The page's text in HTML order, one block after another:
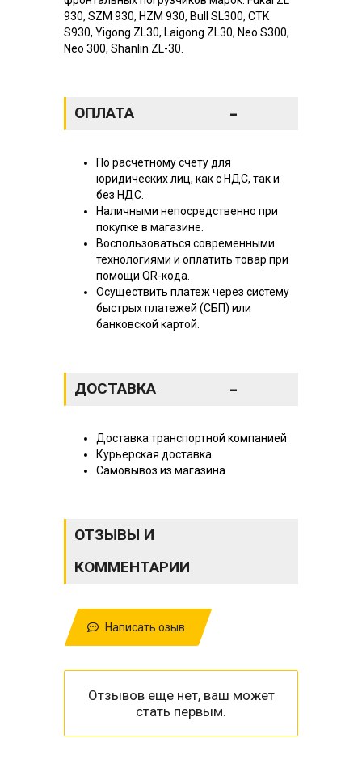
930, SZM 930, HZM 930, Bull SL300, CTK
S930, Yigong ZL30, Laigong ZL30, Neo S300,
Neo 300, Shanlin ZL-30.
ОПЛАТА -
По расчетному счету для
юридических лиц, как с НДС, так и
без НДС.
Наличными непосредственно при
покупке в магазине.
Воспользоваться современными
технологиями и оплатить товар при
помощи QR-кода.
Осуществить платеж через систему
быстрых платежей (СБП) или
банковской картой.
ДОСТАВКА -
Доставка транспортной компанией
Курьерская доставка
Самовывоз из магазина
ОТЗЫВЫ И
КОММЕНТАРИИ
Написать озыв
Отзывов еще нет, ваш может
стать первым.